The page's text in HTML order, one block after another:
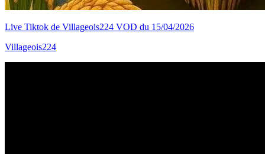
Live Tiktok de Villageois224 VOD du 15/04/2026
Villageois224